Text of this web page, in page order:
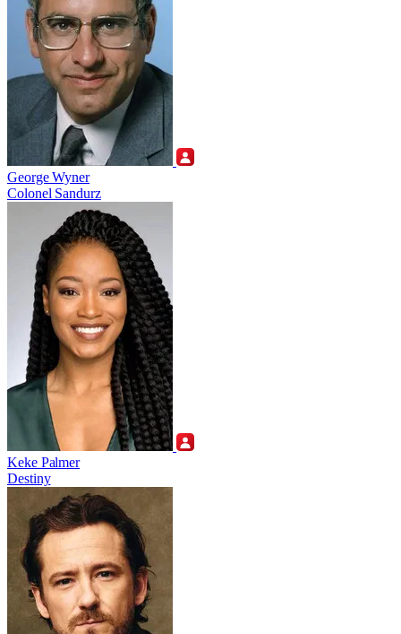
George Wyner
Colonel Sandurz
Keke Palmer
Destiny